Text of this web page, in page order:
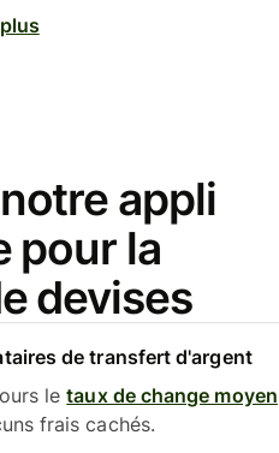
appli
pour la
devises
de transfert d'argent
letaux de change moyen
frais cachés.